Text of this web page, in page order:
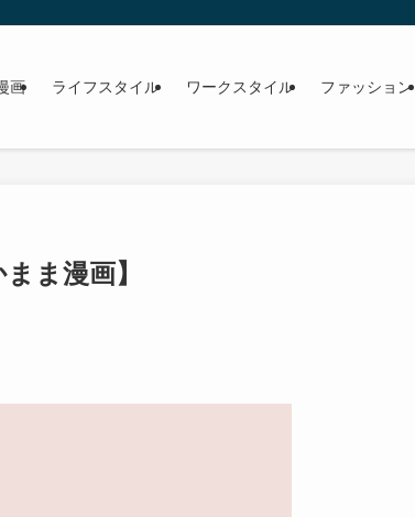
画 ライフスタイル ワークスタイル ファッション
ま漫画】